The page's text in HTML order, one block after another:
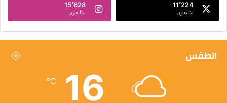
11٬224
متابعون
15٬628
متابعون
الطقس
16
℃